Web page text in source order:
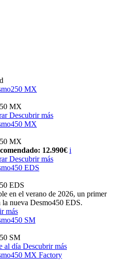
MX
MX
Descubrir más
MX
MX
12.990€ i
Descubrir más
EDS
EDS
en el verano de 2026, un primer
la nueva Desmo450 EDS.
más
SM
SM
al día Descubrir más
MX Factory